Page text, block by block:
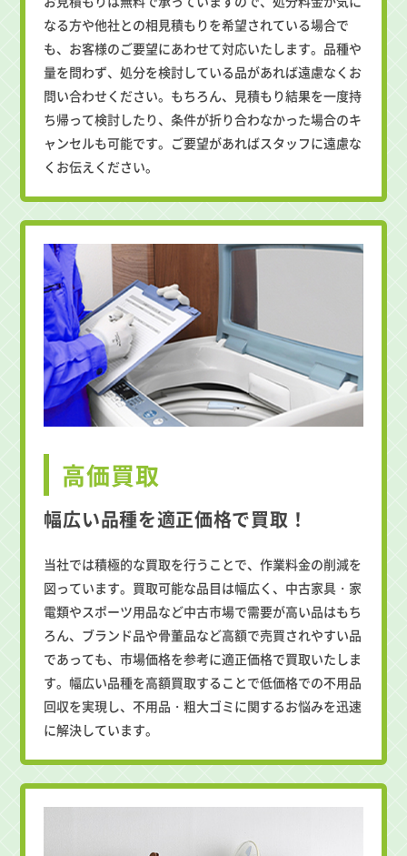
なる方や他社との相見積もりを希望されている場合で
も、お客様のご要望にあわせて対応いたします。品種や
量を問わず、処分を検討している品があれば遠慮なくお
問い合わせください。もちろん、見積もり結果を一度持
ち帰って検討したり、条件が折り合わなかった場合のキ
ャンセルも可能です。ご要望があればスタッフに遠慮な
くお伝えください。
高価買取
幅広い品種を適正価格で買取！
当社では積極的な買取を行うことで、作業料金の削減を
図っています。買取可能な品目は幅広く、中古家具・家
電類やスポーツ用品など中古市場で需要が高い品はもち
ろん、ブランド品や骨董品など高額で売買されやすい品
であっても、市場価格を参考に適正価格で買取いたしま
す。幅広い品種を高額買取することで低価格での不用品
回収を実現し、不用品・粗大ゴミに関するお悩みを迅速
に解決しています。